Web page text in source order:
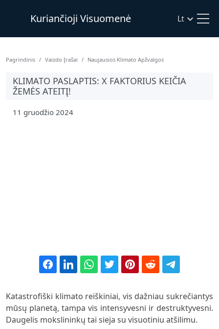
Kuriančioji Visuomenė Lt
Pagrindinis Vaizdo Įrašai Naujausios Klimato Apžvalgos
KLIMATO PASLAPTIS: X FAKTORIUS KEIČIA
ŽEMĖS ATEITĮ!
11 gruodžio 2024
Katastrofiški klimato reiškiniai, vis dažniau sukrečiantys
mūsų planetą, tampa vis intensyvesni ir destruktyvesni.
Daugelis mokslininkų tai sieja su visuotiniu atšilimu.